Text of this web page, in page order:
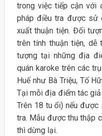
trong việc tiếp cận với
pháp điều tra được sử
xuất thuận tiện. Đối
trên tính thuận tiện,
tượng tại những địa
quán karoke trên các
Huế như Bà Triệu, Tố
Tại mỗi địa điểm tác
Trên 18 tu ổi) nếu
tra. Mẫu được thu thập
thì dừng lại.